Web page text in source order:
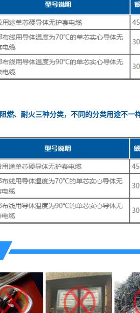
、耐火三种分类，不同的分类用途不一样